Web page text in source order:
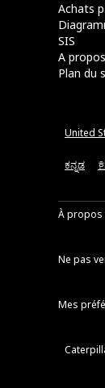
Achats
SIS
A
Plan du
United
ಕನ್ನಡ
À propos
Ne pas
Mes